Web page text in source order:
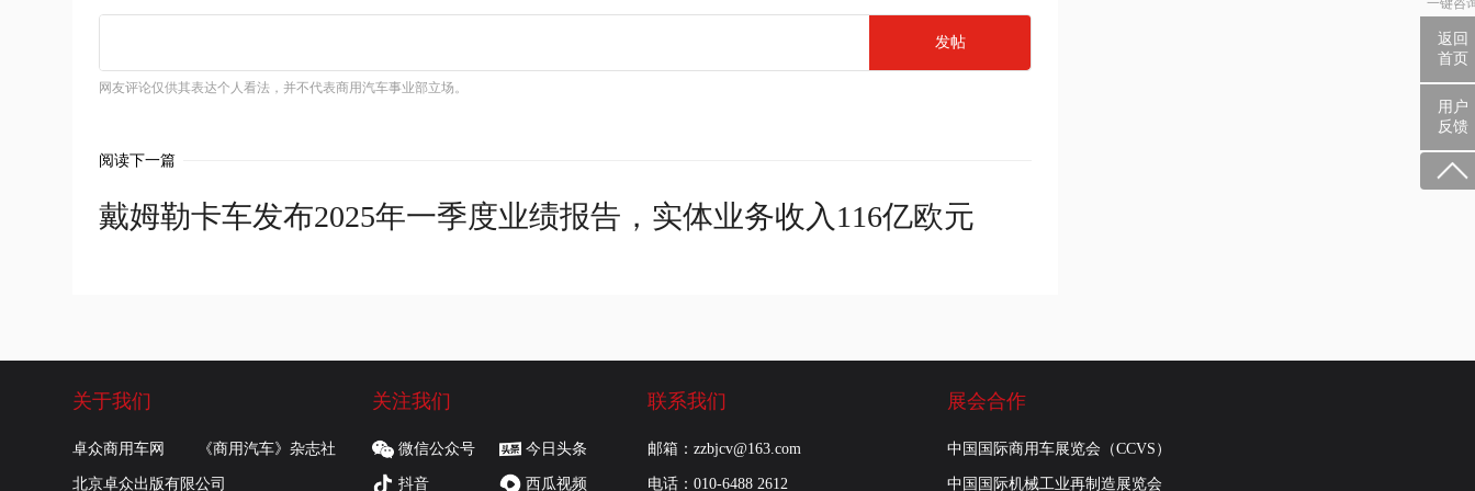
发帖
网友评论仅供其表达个人看法，并不代表商用汽车事业部立场。
阅读下一篇
戴姆勒卡车发布2025年一季度业绩报告，实体业务收入116亿欧元
一键咨
返回
首页
用户
反馈
关于我们
卓众商用车网 《商用汽车》杂志社
北京卓众出版有限公司
关注我们
微信公众号 今日头条
抖音 西瓜视频
联系我们
邮箱：zzbjcv@163.com
电话：010-6488 2612
展会合作
中国国际商用车展览会（CCVS）
中国国际机械工业再制造展览会